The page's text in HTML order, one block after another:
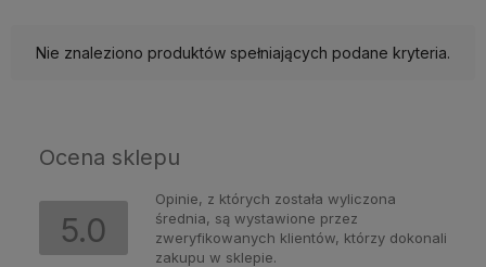
Nie znaleziono produktów spełniających podane kryteria.
Ocena sklepu
5.0
Opinie, z których została wyliczona
średnia, są wystawione przez
zweryfikowanych klientów, którzy dokonali
zakupu w sklepie.